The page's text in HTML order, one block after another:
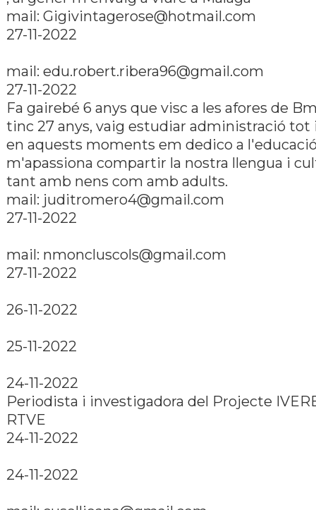
mail: Gigivintagerose@hotmail.com
27-11-2022
mail: edu.robert.ribera96@gmail.com
27-11-2022
Fa gairebé 6 anys que visc a les afores de
tinc 27 anys, vaig estudiar administració tot
en aquests moments em dedico a
m'apassiona compartir la nostra llengua i
tant amb nens com amb adults.
mail: juditromero4@gmail.com
27-11-2022
mail: nmoncluscols@gmail.com
27-11-2022
26-11-2022
25-11-2022
24-11-2022
Periodista i investigadora del Projecte
RTVE
24-11-2022
24-11-2022